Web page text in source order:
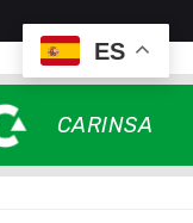
CARINSA
ES